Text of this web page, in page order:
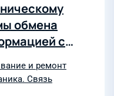
обмена
с
ТЭЦ,
и ремонт
Связь